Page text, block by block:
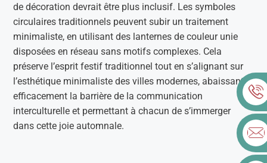
de décoration devrait être plus inclusif. Les symboles
circulaires traditionnels peuvent subir un traitement
minimaliste, en utilisant des lanternes de couleur unie
disposées en réseau sans motifs complexes. Cela
préserve l’esprit festif traditionnel tout en s’alignant sur
l’esthétique minimaliste des villes modernes, abaissant
efficacement la barrière de la communication
interculturelle et permettant à chacun de s’immerger
dans cette joie automnale.